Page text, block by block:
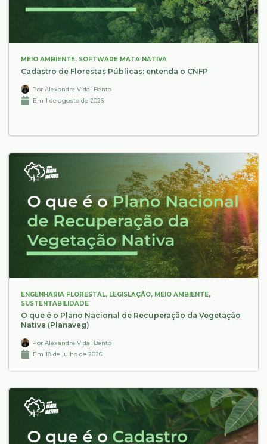
MEIO AMBIENTE, SOFTWARE MATA NATIVA
Cadastro de Florestas Públicas: entenda o CNFP
Por Alexandre Vidal Bento
Em 1 de agosto de 2026
ENGENHARIA FLORESTAL, LEGISLAÇÃO, MEIO AMBIENTE,
SUSTENTABILIDADE
O que é o Plano Nacional de Recuperação da Vegetação
Nativa (Planaveg)
Por Alexandre Vidal Bento
Em 18 de julho de 2026